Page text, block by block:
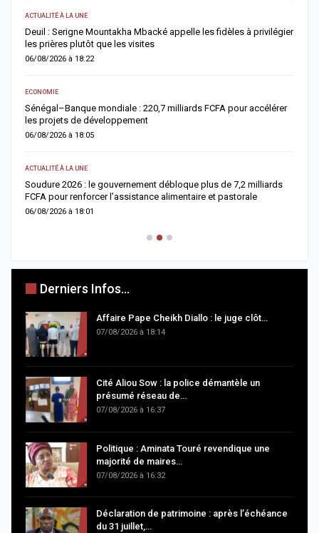
ACTUALITÉ À LA UNE
Deuil : Serigne Mountakha Mbacké appelle les fidèles à privilégier
les prières plutôt que les visites
06/08/2026 à 18:22
ECONOMIE
Sénégal–Banque mondiale : 220,7 milliards FCFA pour accélérer
les projets de développement
06/08/2026 à 18:05
ACTUALITÉ À LA UNE
Soudure 2026 : le gouvernement débloque plus de 7,2 milliards
FCFA pour renforcer l’assistance alimentaire et pastorale
06/08/2026 à 18:01
Derniers Infos...
Affaire Pape Cheikh Diallo : le juge clôt…
07/08/2026 à 18:14
Cité Aliou Sow : la police démantèle un
présumé réseau de…
07/08/2026 à 16:37
Politique : Aminata Touré revendique une
majorité de maires…
07/08/2026 à 16:32
Déclaration de patrimoine : après l’échéance
du 31 juillet,…